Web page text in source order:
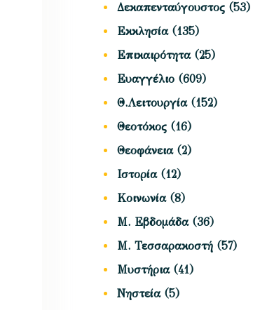
Δεκαπενταύγουστος (53)
Εκκλησία(135)
Επικαιρότητα(25)
Ευαγγέλιο (609)
Θ.Λειτουργία(152)
Θεοτόκος (16)
Θεοφάνεια(2)
Ιστορία(12)
Κοινωνία(8)
Μ. Εβδομάδα(36)
Μ. Τεσσαρακοστή (57)
Μυστήρια(41)
Νηστεία(5)